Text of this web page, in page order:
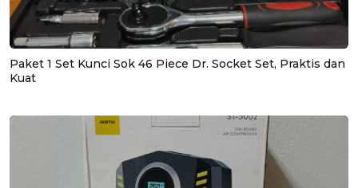
Paket 1 Set Kunci Sok 46 Piece Dr. Socket Set, Praktis dan
Kuat